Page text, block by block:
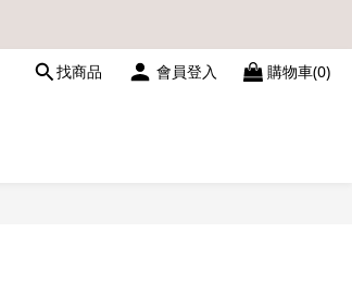
找商品 會員登入 購物車(0)